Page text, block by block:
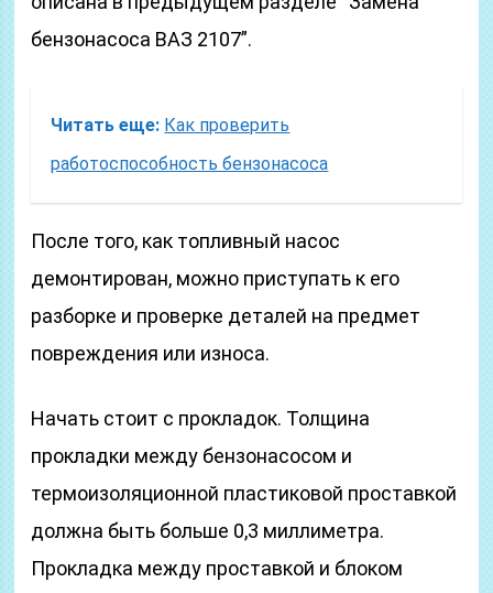
бензонасоса ВАЗ 2107”.
Читать еще: Как проверить
работоспособность бензонасоса
После того, как топливный насос
демонтирован, можно приступать к его
разборке и проверке деталей на предмет
повреждения или износа.
Начать стоит с прокладок. Толщина
прокладки между бензонасосом и
термоизоляционной пластиковой проставкой
должна быть больше 0,3 миллиметра.
Прокладка между проставкой и блоком